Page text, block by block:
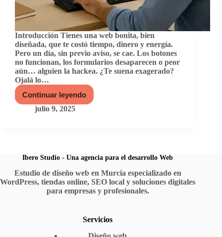
Introducción Tienes una web bonita, bien
diseñada, que te costó tiempo, dinero y energía.
Pero un día, sin previo aviso, se cae. Los botones
no funcionan, los formularios desaparecen o peor
aún… alguien la hackea. ¿Te suena exagerado?
Ojalá lo…
Continuar leyendo
Actualizar
WordPress:
La
(o
tu
sitio
web
julio 9, 2025
Ibero Studio - Una agencia para el desarrollo Web
Estudio de diseño web en Murcia especializado en
WordPress, tiendas online, SEO local y soluciones digitales
para empresas y profesionales.
Servicios